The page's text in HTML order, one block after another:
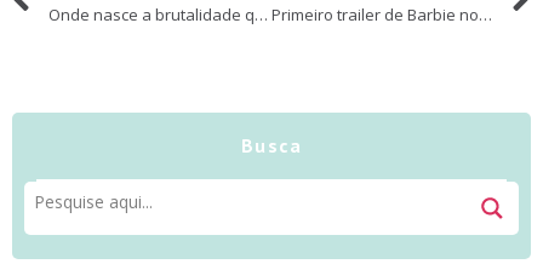
Onde nasce a brutalidade que pode levar à violência escolar? Primeiro trailer de Barbie novo longa da Warner Bros. Pictures
Busca